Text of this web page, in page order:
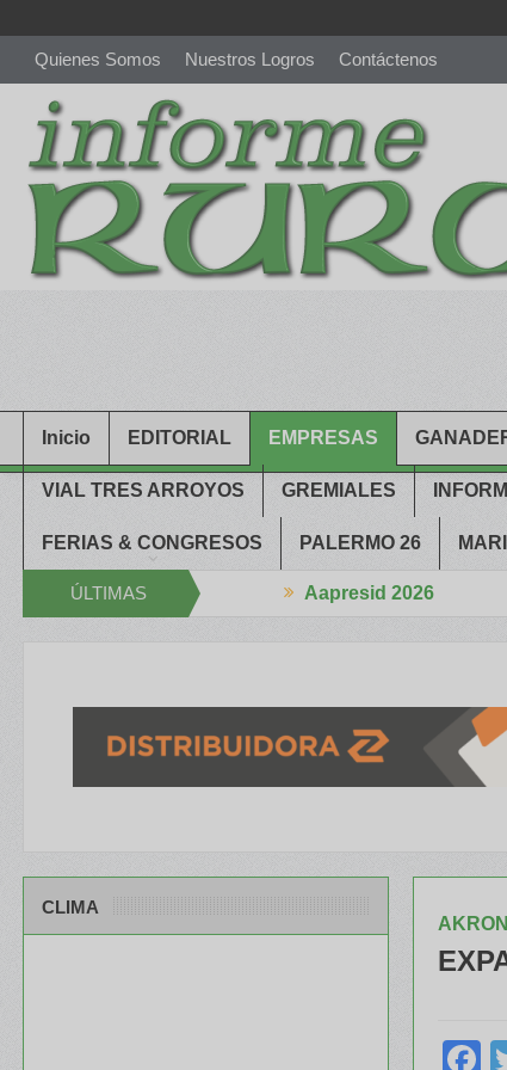
Quienes Somos Nuestros Logros Contáctenos
richardmillereplica is also available with delicate watches for
Inicio EDITORIAL EMPRESAS
VIAL TRES ARROYOS GREMIALES
FERIAS & CONGRESOS PALERMO 26
ÚLTIMASAapresid 2026
AKRON
CLIMA